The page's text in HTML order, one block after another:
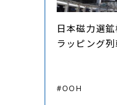
日本磁力選
ラッピング列
#OOH